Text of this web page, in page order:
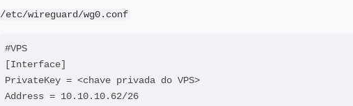
/etc/wireguard/wg0.conf
#VPS
[Interface]
PrivateKey = <chave privada do VPS>
Address = 10.10.10.62/26